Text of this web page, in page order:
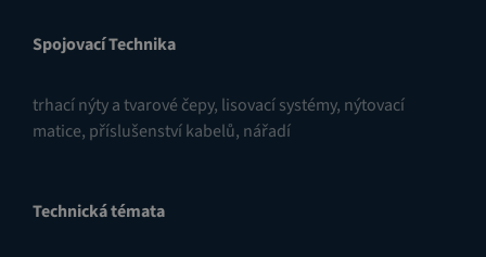
Spojovací Technika
trhací nýty a tvarové čepy, lisovací systémy, nýtovací
matice, příslušenství kabelů, nářadí
Technická témata